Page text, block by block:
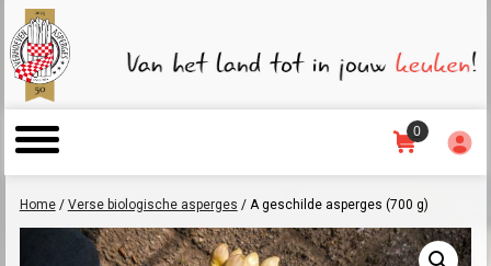
0
Home/ Verse biologische asperges / A geschilde asperges (700 g)